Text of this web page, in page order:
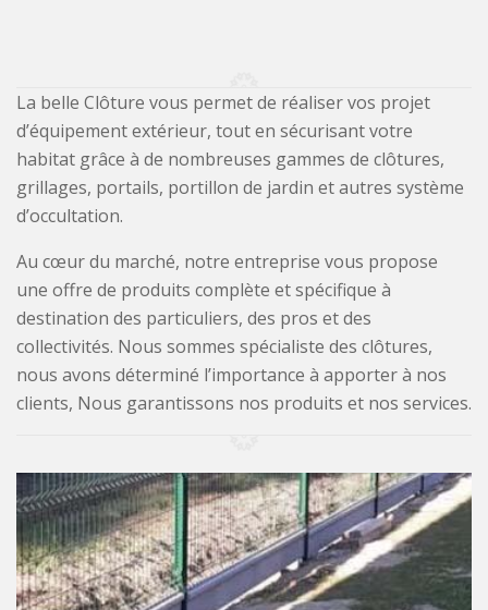
La belle Clôture vous permet de réaliser vos projet
d’équipement extérieur, tout en sécurisant votre
habitat grâce à de nombreuses gammes de clôtures,
grillages, portails, portillon de jardin et autres système
d’occultation.
Au cœur du marché, notre entreprise vous propose
une offre de produits complète et spécifique à
destination des particuliers, des pros et des
collectivités. Nous sommes spécialiste des clôtures,
nous avons déterminé l’importance à apporter à nos
clients, Nous garantissons nos produits et nos services.